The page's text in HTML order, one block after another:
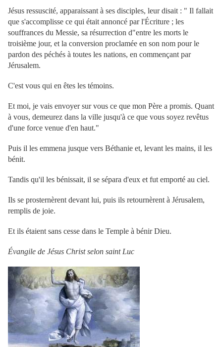
Jésus ressuscité, apparaissant à ses disciples, leur disait : " Il fallait
que s'accomplisse ce qui était annoncé par l'Écriture ; les
souffrances du Messie, sa résurrection d"entre les morts le
troisième jour, et la conversion proclamée en son nom pour le
pardon des péchés à toutes les nations, en commençant par
Jérusalem.
C'est vous qui en êtes les témoins.
Et moi, je vais envoyer sur vous ce que mon Père a promis. Quant
à vous, demeurez dans la ville jusqu'à ce que vous soyez revêtus
d'une force venue d'en haut."
Puis il les emmena jusque vers Béthanie et, levant les mains, il les
bénit.
Tandis qu'il les bénissait, il se sépara d'eux et fut emporté au ciel.
Ils se prosternèrent devant lui, puis ils retournèrent à Jérusalem,
remplis de joie.
Et ils étaient sans cesse dans le Temple à bénir Dieu.
Évangile de Jésus Christ selon saint Luc